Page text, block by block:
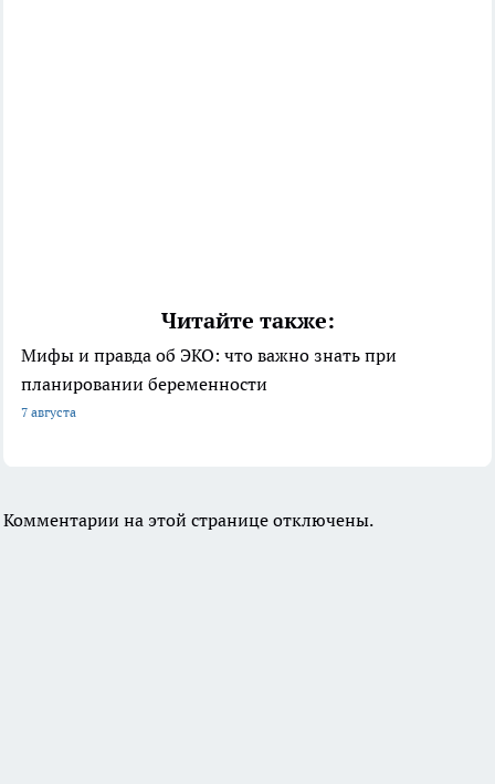
Читайте также:
Мифы и правда об ЭКО: что важно знать при
планировании беременности
7 августа
Комментарии на этой странице отключены.